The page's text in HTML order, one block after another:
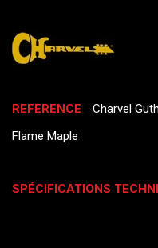
REFERENCE
Charvel
Flame Maple
SPÉCIFICATIONS